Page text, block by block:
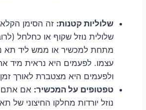
שלוליות קטנות: זה הסימן
שלולית נוזל שקוף או כחלחל
מתחת למכשיר או ממש ליד תא
עצמו. לפעמים היא נראית מיד
ולפעמים היא מצטברת לאורך
טפטופים על המכשיר: אם אתם
נוזל יורדות מחלקו החיצוני של